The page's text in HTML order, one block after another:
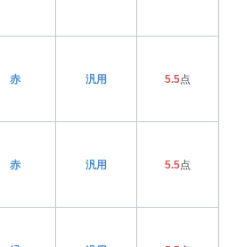
赤 汎用 5.5点
赤 汎用 5.5点